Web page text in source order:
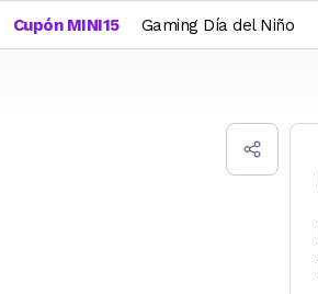
Cupón MINI15 Gaming Día del Niño